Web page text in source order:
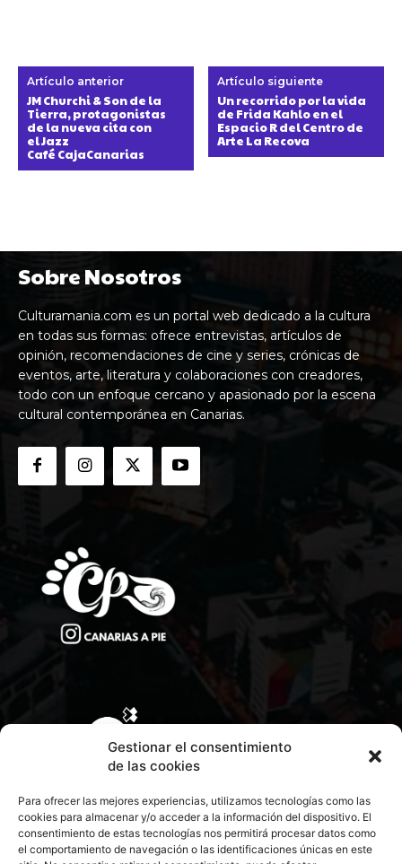
Gestionar el consentimiento
de las cookies
Para ofrecer las mejores experiencias, utilizamos tecnologías como las
cookies para almacenar y/o acceder a la información del dispositivo. El
consentimiento de estas tecnologías nos permitirá procesar datos como
el comportamiento de navegación o las identificaciones únicas en este
Artículo anterior
JM Churchi & Son de la
Tierra, protagonistas
de la nueva cita con
el Jazz
Café CajaCanarias
Artículo siguiente
Un recorrido por la vida
de Frida Kahlo en el
Espacio R del Centro de
Arte La Recova
Sobre Nosotros
Culturamania.com es un portal web dedicado a la cultura
en todas sus formas: ofrece entrevistas, artículos de
opinión, recomendaciones de cine y series, crónicas de
eventos, arte, literatura y colaboraciones con creadores,
todo con un enfoque cercano y apasionado por la escena
cultural contemporánea en Canarias.